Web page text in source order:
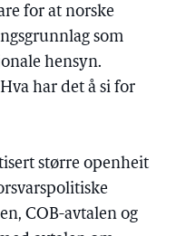
for at norske
som
hensyn.
har det å si for
større openheit
COB-avtalen og